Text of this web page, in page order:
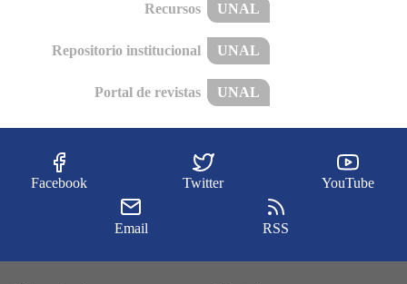
Recursos UNAL
Repositorio institucional UNAL
Portal de revistas UNAL
Facebook Twitter YouTube
Email RSS